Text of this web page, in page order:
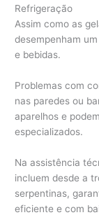
Refrigeração
Assim como as
desempenham
e bebidas.
Problemas com
nas paredes ou
aparelhos e
especializados.
Na assistência
incluem desde a
serpentinas,
eficiente e com